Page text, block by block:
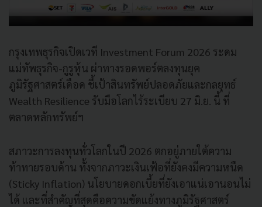
กรุงเทพธุรกิจเปิดเวที Investment Forum 2026 ระดม
แม่ทัพธุรกิจ-กูรูหุ้น ผ่าทางรอดพอร์ตลงทุนยุค
ภูมิรัฐศาสตร์เดือด ชี้เป้าสินทรัพย์ปลอดภัยและกลยุทธ์
Wealth Resilience รับมือโลกไร้ระเบียบ 27 มิ.ย. นี้ ที่
ตลาดหลักทรัพย์ฯ
สภาวะการลงทุนทั่วโลกในปี 2026 ตกอยู่ภายใต้ความ
ท้าทายรอบด้าน ทั้งจากภาวะเงินเฟ้อที่ยังคงมีความหนืด
(Sticky Inflation) นโยบายดอกเบี้ยที่ยังเอาแน่เอานอนไม่
ได้ และที่สำคัญที่สุดคือความขัดแย้งทางภูมิรัฐศาสตร์